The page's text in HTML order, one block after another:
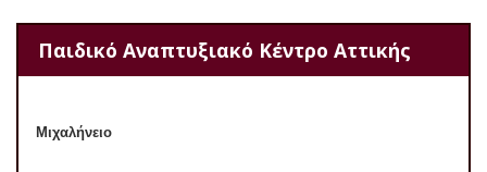
Παιδικό Αναπτυξιακό Κέντρο Αττικής
Μιχαλήνειο